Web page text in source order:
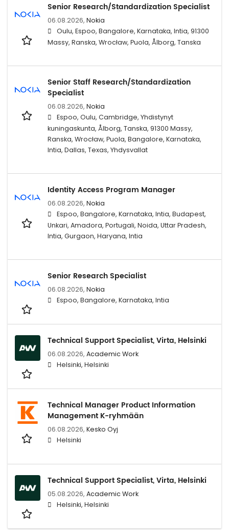
Senior Research/Standardization Specialist
06.08.2026, Nokia
Oulu, Espoo, Bangalore, Karnataka, Intia, 91300
Massy, Ranska, Wrocław, Puola, Ålborg, Tanska
Senior Staff Research/Standardization
Specialist
06.08.2026, Nokia
Espoo, Oulu, Cambridge, Yhdistynyt
kuningaskunta, Ålborg, Tanska, 91300 Massy,
Ranska, Wrocław, Puola, Bangalore, Karnataka,
Intia, Dallas, Texas, Yhdysvallat
Identity Access Program Manager
06.08.2026, Nokia
Espoo, Bangalore, Karnataka, Intia, Budapest,
Unkari, Amadora, Portugali, Noida, Uttar Pradesh,
Intia, Gurgaon, Haryana, Intia
Senior Research Specialist
06.08.2026, Nokia
Espoo, Bangalore, Karnataka, Intia
Technical Support Specialist, Virta, Helsinki
06.08.2026, Academic Work
Helsinki, Helsinki
Technical Manager Product Information
Management K-ryhmään
06.08.2026, Kesko Oyj
Helsinki
Technical Support Specialist, Virta, Helsinki
05.08.2026, Academic Work
Helsinki, Helsinki